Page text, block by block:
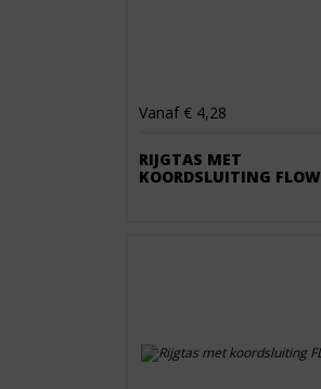
Vanaf € 4,28
RIJGTAS MET
KOORDSLUITING FLOW